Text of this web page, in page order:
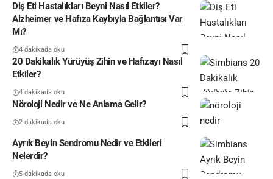
Diş Eti Hastalıkları Beyni Nasıl Etkiler?
Alzheimer ve Hafıza Kaybıyla Bağlantısı Var
Mı?
4 dakikada oku
20 Dakikalık Yürüyüş Zihin ve Hafızayı Nasıl
Etkiler?
4 dakikada oku
Nöroloji Nedir ve Ne Anlama Gelir?
2 dakikada oku
Ayrık Beyin Sendromu Nedir ve Etkileri
Nelerdir?
5 dakikada oku